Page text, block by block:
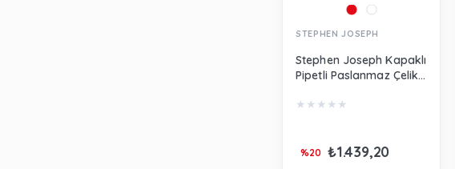
STEPHEN JOSEPH
Stephen Joseph Kapaklı
Pipetli Paslanmaz Çelik
SJ121202A
★ ★ ★ ★ ★
₺1.439,20
%20